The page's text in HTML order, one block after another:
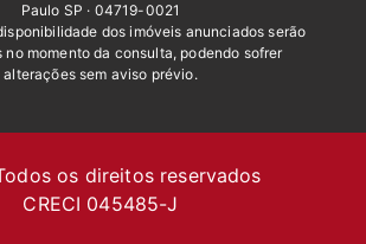
Paulo SP · 04719-0021
dos imóveis anunciados serão
no momento da consulta, podendo sofrer
alterações sem aviso prévio.
os direitos reservados
CRECI 045485-J